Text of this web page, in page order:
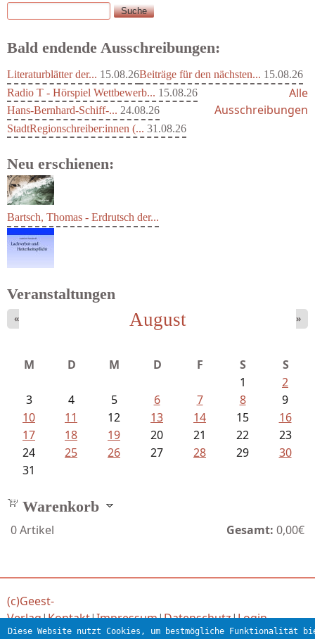
Suchformular
Suche
Bald endende Ausschreibungen:
Literaturblätter der... 15.08.26Beiträge für den nächsten... 15.08.26
Radio T - Hörspiel Wettbewerb... 15.08.26
Hans-Bernhard-Schiff-... 24.08.26
StadtRegionschreiber:innen (... 31.08.26
Alle
Ausschreibungen
Neu erschienen:
Bartsch, Thomas - Erdrutsch der...
Meinhold, Gottfried - Lachverbot...
Veranstaltungen
August
« »
M D M D F S
S
1
2
3
4 5 6 7 8
9
10
11 12 13 14 15
16
17
18 19 20 21 22
23
24
25 26 27 28 29
30
31
Warenkorb
0Artikel Gesamt: 0,00€
(c)Geest-
Verlag|Kontakt|Impressum|Datenschutz|Login
Diese Website nutzt Cookies, um bestmögliche Funktionalität